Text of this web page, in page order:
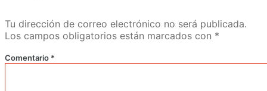
Tu dirección de correo electrónico no será publicada.
Los campos obligatorios están marcados con *
Comentario *